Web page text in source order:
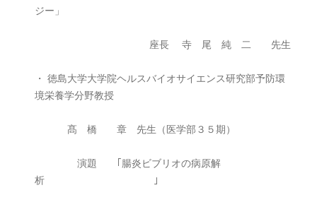
ジー」
座長 寺 尾 純 二 先生
・ 徳島大学大学院ヘルスバイオサイエンス研究部予防環
境栄養学分野教授
髙 橋 章 先生（医学部３５期）
演題 ｢腸炎ビブリオの病原解
析 ｣